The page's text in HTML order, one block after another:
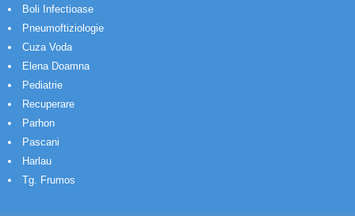
Boli Infectioase
Pneumoftiziologie
Cuza Voda
Elena Doamna
Pediatrie
Recuperare
Parhon
Pascani
Harlau
Tg. Frumos